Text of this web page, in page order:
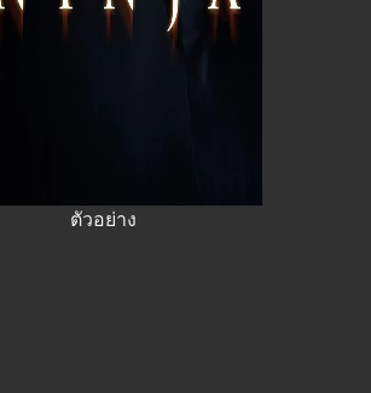
ตัวอย่าง